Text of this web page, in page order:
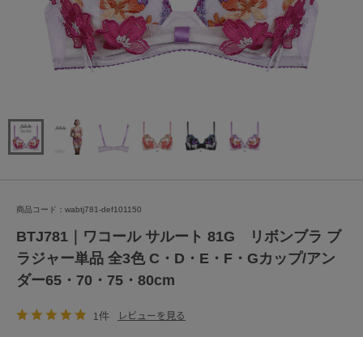
商品コード：wabtj781-def101150
BTJ781｜ワコール サルート 81G リボンブラ ブ
ラジャー単品 全3色 C・D・E・F・Gカップ/アン
ダー65・70・75・80cm
1件 レビューを見る